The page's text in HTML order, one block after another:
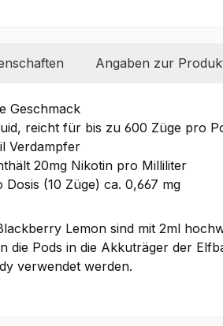
Angaben zur
Geschmack
reicht für bis zu 600 Züge pro
Verdampfer
20mg Nikotin pro Milliliter
(10 Züge) ca. 0,667 mg
Lemon sind mit 2ml
die Pods in die Akkuträger der
verwendet werden.